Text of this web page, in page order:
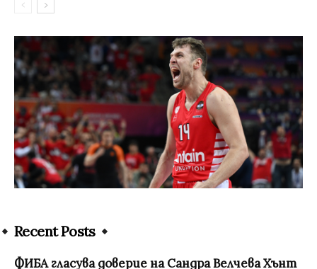
Recent Posts
ФИБА гласува доверие на Сандра Велчева Хънт